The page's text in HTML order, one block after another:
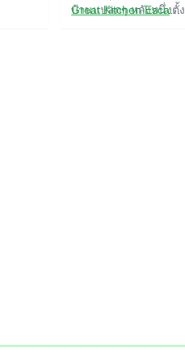
บ้านแปลกๆ หลังหนึ่งตั้ง
Great Kitchen Escape